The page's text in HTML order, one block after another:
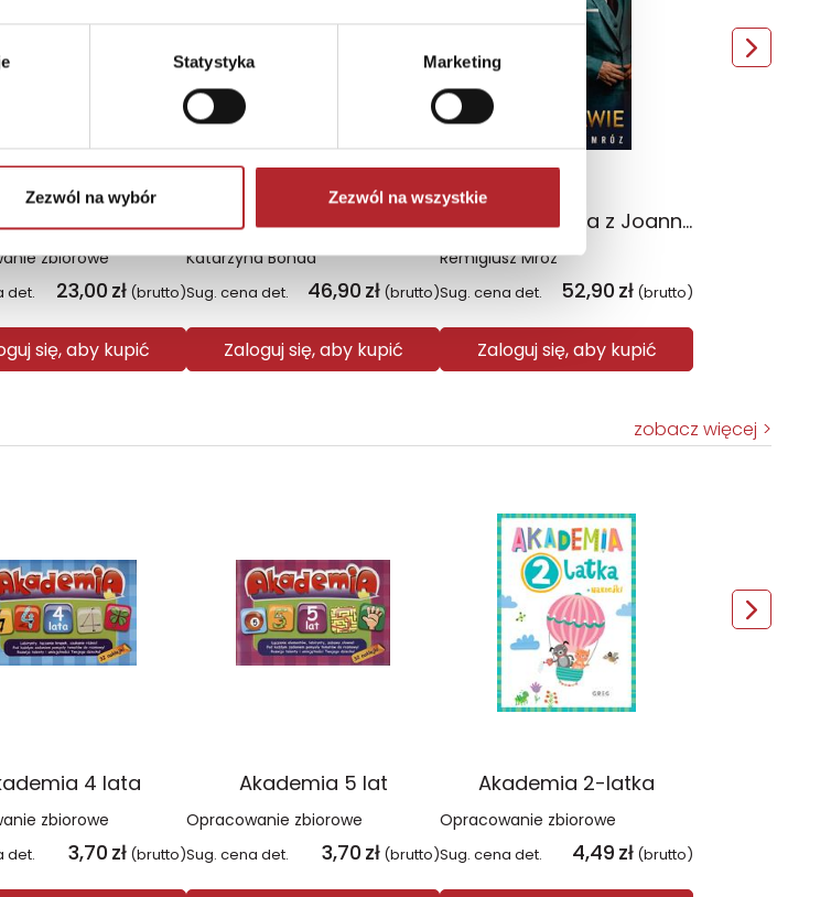
Statystyka Marketing
Zezwól na wybór Zezwól na wszystkie
Religia Poznaję Jezusa podręcznik dla klasy 3 szkoły podstawowej
zbiorowe
det. 23,00 zł (brutto)
się, aby kupić
Łowca saren. Lena. Tom 4
Katarzyna Bonda
Sug. cena det. 46,90 zł (brutto)
Zaloguj się, aby kupić
Bezprawie. Seria z Joanną Chyłką. Tom 20
Remigiusz Mróz
Sug. cena det. 52,90 zł (brutto)
Zaloguj się, aby kupić
zobacz więcej
4 lata
zbiorowe
det. 3,70 zł (brutto)
Akademia 5 lat
Opracowanie zbiorowe
Sug. cena det. 3,70 zł (brutto)
Akademia 2-latka
Opracowanie zbiorowe
Sug. cena det. 4,49 zł (brutto)